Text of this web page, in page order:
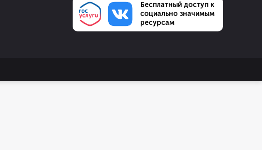
Бесплатный доступ к
социально значимым
ресурсам